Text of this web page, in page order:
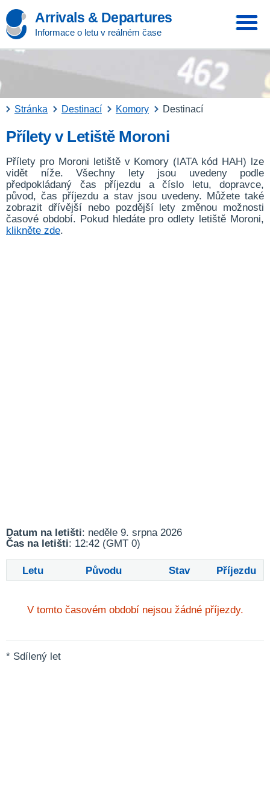
Arrivals & Departures
Informace o letu v reálném čase
Stránka Destinací Komory Destinací
Přílety v Letiště Moroni
Přílety pro Moroni letiště v Komory (IATA kód HAH) lze
vidět níže. Všechny lety jsou uvedeny podle
předpokládaný čas příjezdu a číslo letu, dopravce,
původ, čas příjezdu a stav jsou uvedeny. Můžete také
zobrazit dřívější nebo pozdější lety změnou možnosti
časové období. Pokud hledáte pro odlety letiště Moroni,
klikněte zde.
Datum na letišti: neděle 9. srpna 2026
Čas na letišti: 12:42 (GMT 0)
Letu Původu Stav Příjezdu
V tomto časovém období nejsou žádné příjezdy.
* Sdílený let